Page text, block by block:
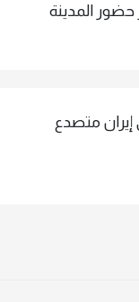
حضور المدينة
متصدع